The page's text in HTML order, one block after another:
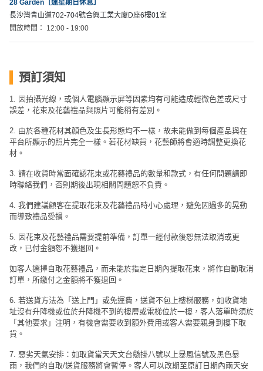
28 Garden［逢星期日休息］
長沙灣青山道702-704號合興工業大廈D座6樓01室
開放時間： 12:00 - 19:00
預訂須知
1. 因拍攝光線，或個人電腦顯示屏等因素均有可能造成輕微色差或尺寸
誤差，花束及花藝禮品與照片可能稍有差別。
2. 由於各種花材其顏色及生長形態均不一樣，故未能做到每個產品與在
平台所顯示的照片完全一樣。若花材缺貨，花藝師將會適時調整更換花
材。
3. 請在收貨時當面確認花束或花藝禮品的數量和款式，有任何問題請即
時聯絡我們，否則期後出現相關問題恕不負責。
4. 我們建議顧客在提取花束及花藝禮品時小心處理，避免因過多的晃動
而導致禮品受損。
5. 因花束及花藝禮品需要提前準備，訂單一經付款後恕無法取消或更
改，已付金額恕不獲退回。
如客人選擇自取花藝禮品，而未能於指定日期內提取花束，將作自動取消
訂單，所繳付之金額將不獲退回。
6. 若送貨方法為「送上門」或免運費，送貨不包上樓梯服務，如收貨地
址沒有升降機或位於升降機不到的樓層或電梯位於一樓，客人落單時須於
「其他要求」注明，有機會需要收到額外費用或客人需要親身到樓下取
貨。
7. 惡劣天氣安排：如取貨當天天文台懸掛八號以上暴風信號及黑色暴
雨，我們的自取/送貨服務將會暫停。客人可以改期至原訂日期內兩天安